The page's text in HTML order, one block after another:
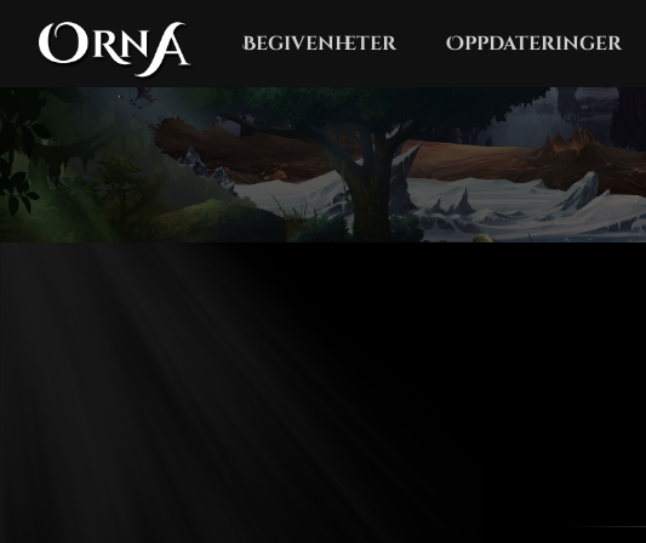
Begivenheter Oppdateringer